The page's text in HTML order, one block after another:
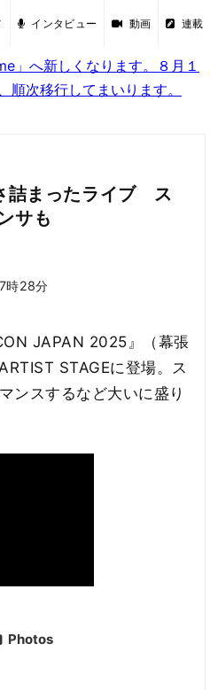
インタビュー 動画 連載
」へ新しくなります。８月１
順次移行してまいります。
詰まったライブ ス
サも
時28分
JAPAN 2025』（幕張
STAGEに登場。ス
ンスするなど大いに盛り
Photos